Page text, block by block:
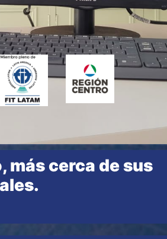
más cerca de sus